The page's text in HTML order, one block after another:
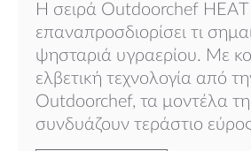
Η σειρά Outdoorchef HEAT
επαναπροσδιορίσει τι
ψησταριά υγραερίου. Με
ελβετική τεχνολογία από
Outdoorchef, τα μοντέλα
συνδυάζουν τεράστιο